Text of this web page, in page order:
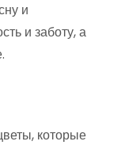
и
и заботу, а
которые